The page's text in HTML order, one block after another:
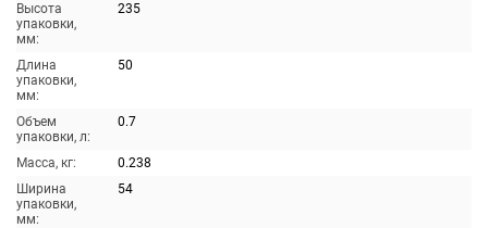
Высота
упаковки,
мм:
235
Длина
упаковки,
мм:
50
Объем
упаковки, л:
0.7
Масса, кг:
0.238
Ширина
упаковки,
мм:
54